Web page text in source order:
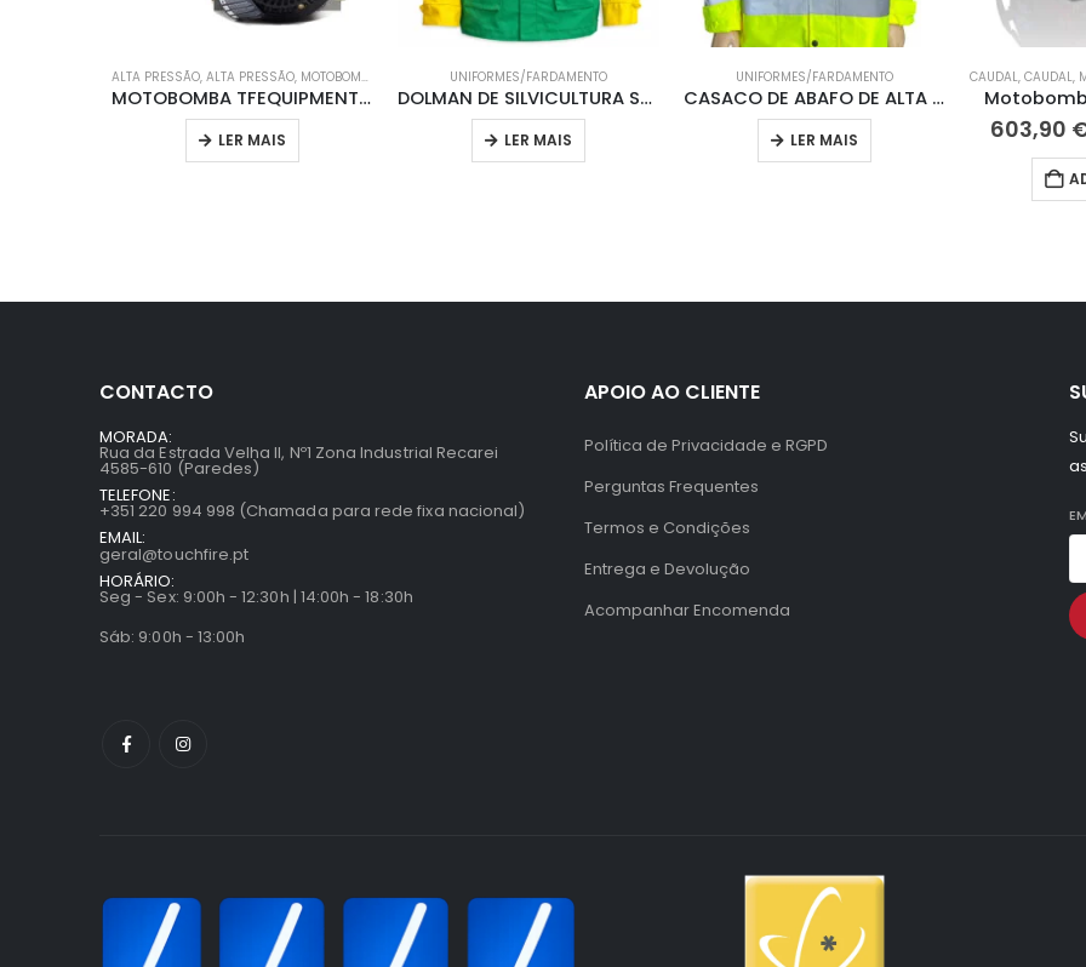
ALTA PRESSÃO, ALTA PRESSÃO, MOTOBOMBAS SAPADORES FLORESTAIS
MOTOBOMBA TFEQUIPMENT VANGUARD 10.0 Gross HP + BOMBA CENTRÍFUGA (BRONZE)
LER MAIS
UNIFORMES/FARDAMENTO
DOLMAN DE SILVICULTURA SAPADOR FLORESTAL TF 2.3
LER MAIS
UNIFORMES/FARDAMENTO
CASACO DE ABAFO DE ALTA VISIBILIDADE SAPADOR FLORESTAL TF
LER MAIS
CAUDAL, CAUDAL,
603,90
CONTACTO
MORADA:
Rua da Estrada Velha II, Nº1 Zona Industrial Recarei
4585-610 (Paredes)
TELEFONE:
+351 220 994 998 (Chamada para rede fixa nacional)
EMAIL:
geral@touchfire.pt
HORÁRIO:
Seg - Sex: 9:00h - 12:30h | 14:00h - 18:30h
Sáb: 9:00h - 13:00h
APOIO AO CLIENTE
Política de Privacidade e RGPD
Perguntas Frequentes
Termos e Condições
Entrega e Devolução
Acompanhar Encomenda